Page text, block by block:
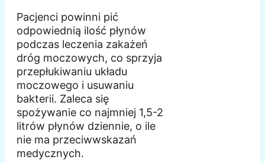
Pacjenci powinni pić
odpowiednią ilość płynów
podczas leczenia zakażeń
dróg moczowych, co sprzyja
przepłukiwaniu układu
moczowego i usuwaniu
bakterii. Zaleca się
spożywanie co najmniej 1,5-2
litrów płynów dziennie, o ile
nie ma przeciwwskazań
medycznych.